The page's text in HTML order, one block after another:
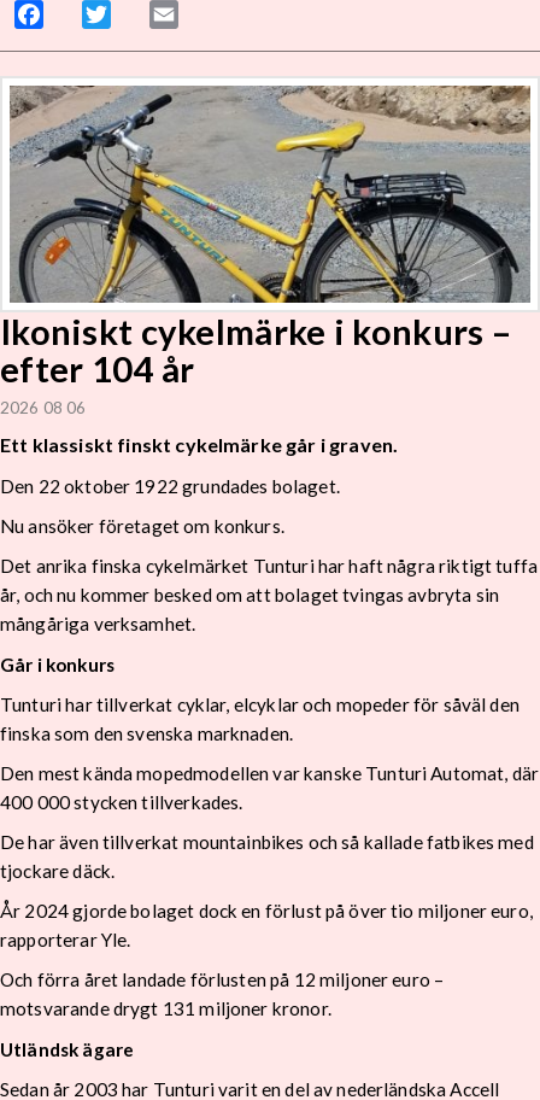
Facebook Twitter
Ikoniskt cykelmärke i konkurs –
efter 104 år
2026 08 06
Ett klassiskt finskt cykelmärke går i graven.
Den 22 oktober 1922 grundades bolaget.
Nu ansöker företaget om konkurs.
Det anrika finska cykelmärket Tunturi har haft några riktigt tuffa
år, och nu kommer besked om att bolaget tvingas avbryta sin
mångåriga verksamhet.
Går i konkurs
Tunturi har tillverkat cyklar, elcyklar och mopeder för såväl den
finska som den svenska marknaden.
Den mest kända mopedmodellen var kanske Tunturi Automat, där
400 000 stycken tillverkades.
De har även tillverkat mountainbikes och så kallade fatbikes med
tjockare däck.
År 2024 gjorde bolaget dock en förlust på över tio miljoner euro,
rapporterar Yle.
Och förra året landade förlusten på 12 miljoner euro –
motsvarande drygt 131 miljoner kronor.
Utländsk ägare
Sedan år 2003 har Tunturi varit en del av nederländska Accell